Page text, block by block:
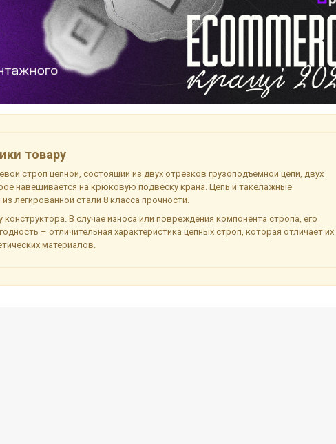
товару
строп цепной, состоящий из двух отрезков грузоподъемной цепи, двух
навешивается на крюковую подвеску крана. Цепь и такелажные
легированной стали 8 класса прочности.
конструктора. В случае износа или повреждения компонента стропа, его
– отличительная характеристика цепных строп, которая отличает их
материалов.